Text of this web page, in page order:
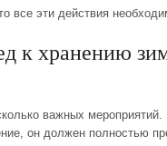
все эти действия
к хранению
важных
он должен полностью